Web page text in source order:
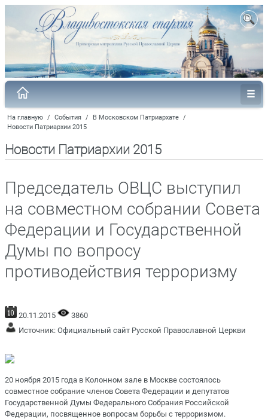
На главную / События / В Московском Патриархате /
Новости Патриархии 2015
Новости Патриархии 2015
Председатель ОВЦС выступил
на совместном собрании Совета
Федерации и Государственной
Думы по вопросу
противодействия терроризму
20.11.2015
3860
Источник: Официальный сайт Русской Православной Церкви
20 ноября 2015 года в Колонном зале в Москве состоялось
совместное собрание членов Совета Федерации и депутатов
Государственной Думы Федерального Собрания Российской
Федерации, посвященное вопросам борьбы с терроризмом.